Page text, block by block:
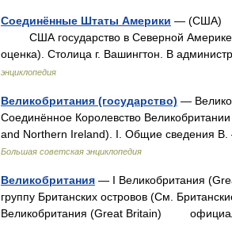
Соединённые Штаты Америки — (США)
США государство в Северной Америке.
оценка). Столица г. Вашингтон. В
энциклопедия
Великобритания (государство) —
Соединённое Королевство
and Northern Ireland). I. Общие сведения
Большая советская энциклопедия
Великобритания — I Великобритания
группу Британских островов (См.
Великобритания (Great Britain)